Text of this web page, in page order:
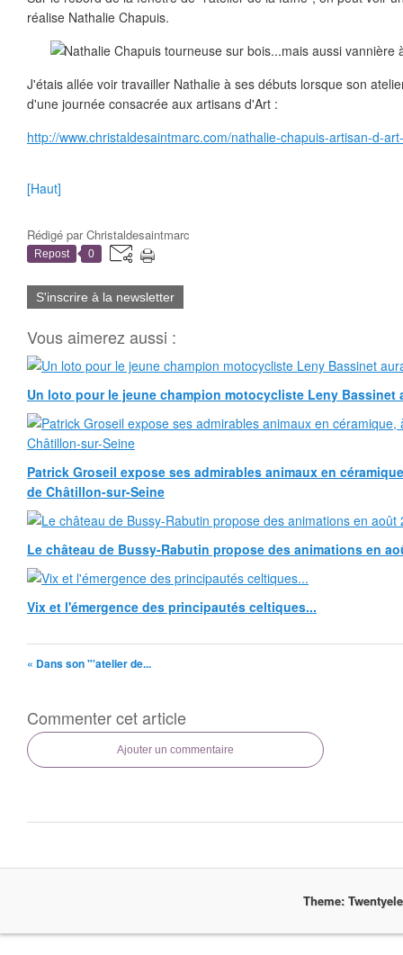
réalise Nathalie Chapuis.
J'étais allée voir travailler Nathalie à ses débuts lorsque son
d'une journée consacrée aux artisans d'Art :
http://www.christaldesaintmarc.com/nathalie-chapuis-artisan-d-
[Haut]
Rédigé parChristaldesaintmarc
Repost 0
S'inscrire à la newsletter
Vous aimerez aussi :
Un loto pour le jeune champion motocycliste Leny Bassinet
Patrick Groseil expose ses admirables animaux en
de Châtillon-sur-Seine
Le château de Bussy-Rabutin propose des animations en
Vix et l'émergence des principautés celtiques...
« Dans son "'atelier de...
Commenter cet article
Ajouter un commentaire
Theme: